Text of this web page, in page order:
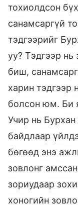
тохиолдсон
санамсаргүй
тэдгээрийг
уу? Тэдгээр нь
биш,
харин тэдгээр
болсон юм. Би
Учир нь
байдлаар
бөгөөд энэ
зовлонг
зориудаар
хоногийн